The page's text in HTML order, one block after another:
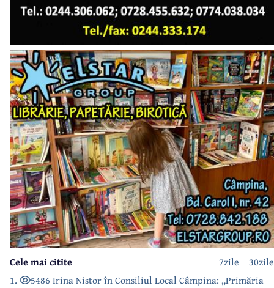
30zile
7zile
Cele mai citite
1.
5486 Irina Nistor în Consiliul Local Câmpina: „Primăria